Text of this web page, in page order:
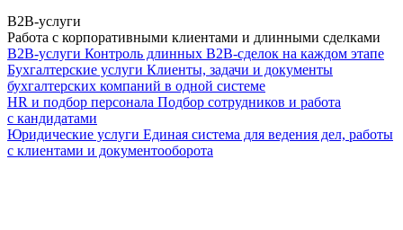
B2B-услуги
Работа с корпоративными клиентами и длинными сделками
B2B-услуги Контроль длинных B2B-сделок на каждом этапе
Бухгалтерские услуги Клиенты, задачи и документы
бухгалтерских компаний в одной системе
HR и подбор персонала Подбор сотрудников и работа
с кандидатами
Юридические услуги Единая система для ведения дел, работы
с клиентами и документооборота